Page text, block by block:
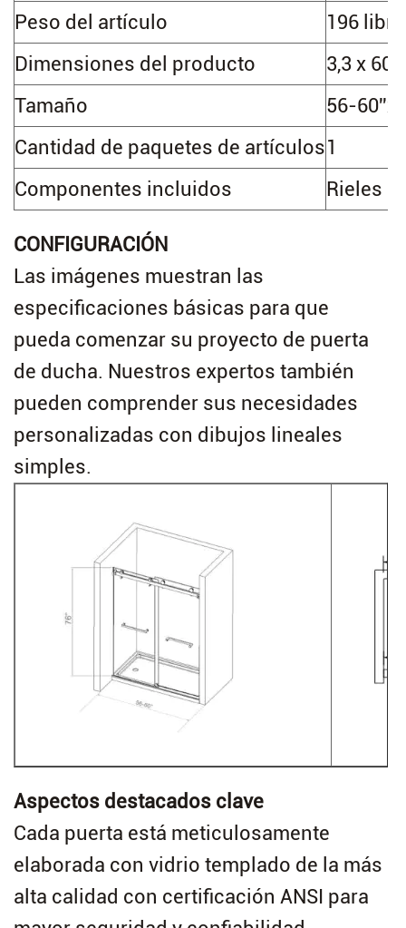
Peso del artículo
‎196
Dimensiones del producto
‎3,3 x 60
Tamaño
‎56-
Cantidad de paquetes de artículos‎1
Componentes incluidos
‎Rieles
CONFIGURACIÓN
Las imágenes muestran las
especificaciones básicas para que
pueda comenzar su proyecto de puerta
de ducha. Nuestros expertos también
pueden comprender sus necesidades
personalizadas con dibujos lineales
simples.
Aspectos destacados clave
Cada puerta está meticulosamente
elaborada con vidrio templado de la más
alta calidad con certificación ANSI para